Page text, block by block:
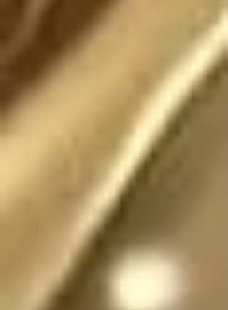
O tal vez no es
fantasía
Existió (o existe) una
realidad donde este
escrito no fue (o no
es) fantasía
En dicha realidad, los
ángeles no tienen
sexo, por lo que se
pueden mostrar en su
forma divina femenina